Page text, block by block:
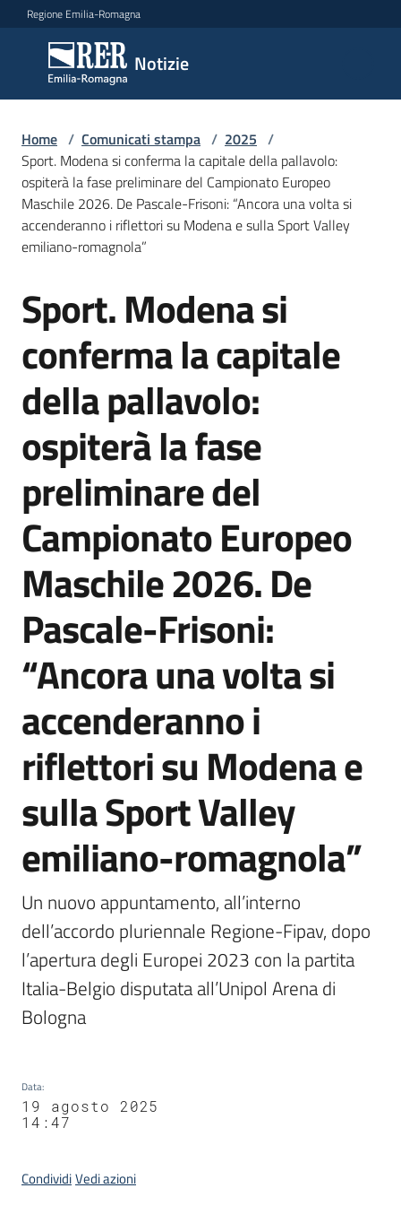
Vai al contenuto
Vai alla navigazione
Vai al footer
Regione Emilia-Romagna
Notizie
Notizie
Comunicati
stampa
Menu selezionato
Cerca
un
comunicato
Risorse
Agenzia
di
informazione
comunicazione
Seguici
su
Home / Comunicati stampa / 2025 /
Sport. Modena si conferma la capitale della pallavolo:
ospiterà la fase preliminare del Campionato Europeo
Maschile 2026. De Pascale-Frisoni: “Ancora una volta si
accenderanno i riflettori su Modena e sulla Sport Valley
emiliano-romagnola”
Salta al contenuto
Sport. Modena si
conferma la capitale
della pallavolo:
ospiterà la fase
preliminare del
Campionato Europeo
Maschile 2026. De
Pascale-Frisoni:
“Ancora una volta si
accenderanno i
riflettori su Modena e
sulla Sport Valley
emiliano-romagnola”
Un nuovo appuntamento, all’interno
dell’accordo pluriennale Regione-Fipav, dopo
l’apertura degli Europei 2023 con la partita
Italia-Belgio disputata all’Unipol Arena di
Bologna
Data:
19 agosto 2025
14:47
CondividiVedi azioni